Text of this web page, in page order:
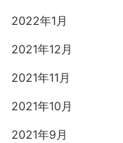
2022年1月
2021年12月
2021年11月
2021年10月
2021年9月